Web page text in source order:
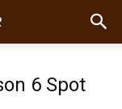
6 Spot